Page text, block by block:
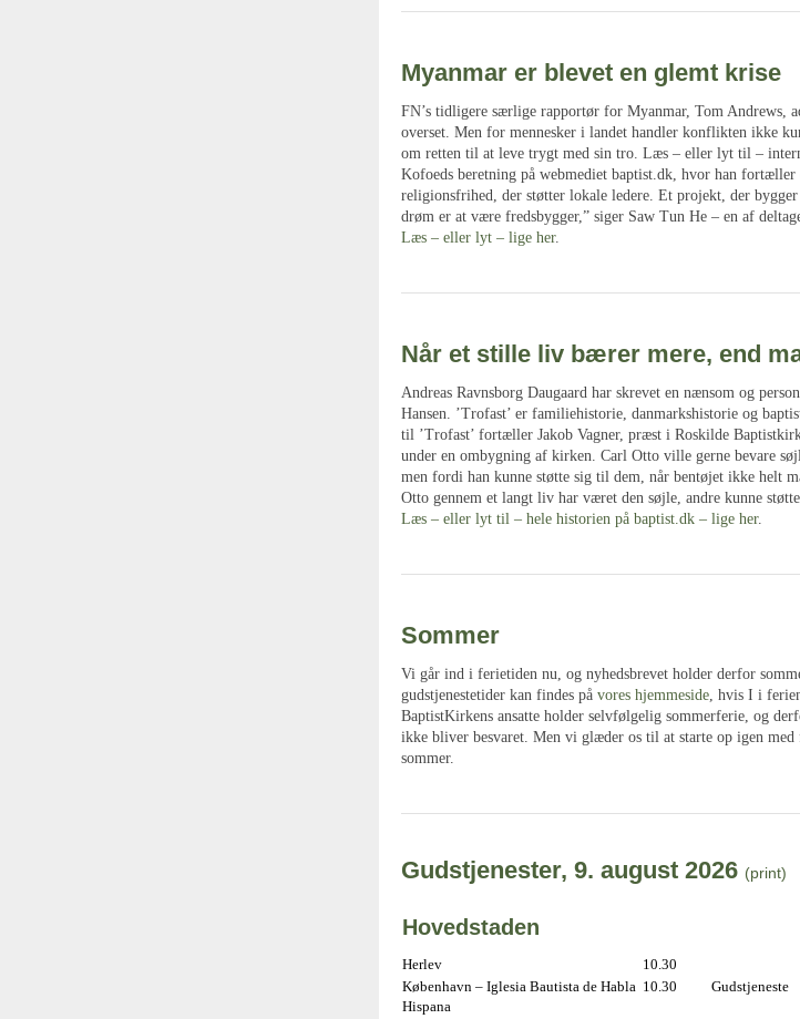
Myanmar er blevet en glemt krise
FN’s tidligere særlige rapportør for Myanmar, Tom Andrews,
overset. Men for mennesker i landet handler konflikten ikke
om retten til at leve trygt med sin tro. Læs – eller lyt til –
Kofoeds beretning på webmediet baptist.dk, hvor han
religionsfrihed, der støtter lokale ledere. Et projekt, der
drøm er at være fredsbygger,” siger Saw Tun He – en af
Læs – eller lyt – lige her.
Når et stille liv bærer mere, end
Andreas Ravnsborg Daugaard har skrevet en nænsom og
Hansen. ’Trofast’ er familiehistorie, danmarkshistorie og
til ’Trofast’ fortæller Jakob Vagner, præst i Roskilde
under en ombygning af kirken. Carl Otto ville gerne bevare
men fordi han kunne støtte sig til dem, når bentøjet ikke helt
Otto gennem et langt liv har været den søjle, andre kunne
Læs – eller lyt til – hele historien på baptist.dk – lige her.
Sommer
Vi går ind i ferietiden nu, og nyhedsbrevet holder derfor
gudstjenestetider kan findes på vores hjemmeside, hvis I i
BaptistKirkens ansatte holder selvfølgelig sommerferie, og
ikke bliver besvaret. Men vi glæder os til at starte op igen
sommer.
Gudstjenester, 9. august 2026 (print)
Hovedstaden
Herlev
10.30
København – Iglesia Bautista de Habla
Hispana
10.30 Gudstjeneste